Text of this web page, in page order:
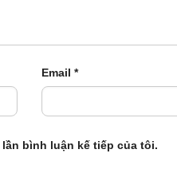
Email *
bình luận kế tiếp của tôi.